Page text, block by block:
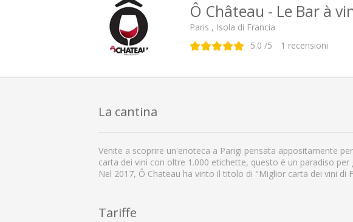
Ô Château - Le Bar à
Paris , Isola di Francia
5.0 /5 1 recensioni
La cantina
Venite a scoprire un'enoteca a Parigi pensata appositamente
carta dei vini con oltre 1.000 etichette, questo è un paradiso
Nel 2017, Ô Chateau ha vinto il titolo di "Miglior carta dei vini di
Tariffe